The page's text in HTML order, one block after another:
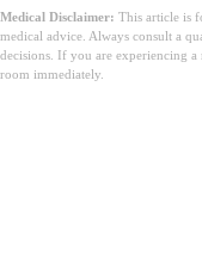
Medical Disclaimer: This article is
medical advice. Always consult a
decisions. If you are experiencing a
room immediately.